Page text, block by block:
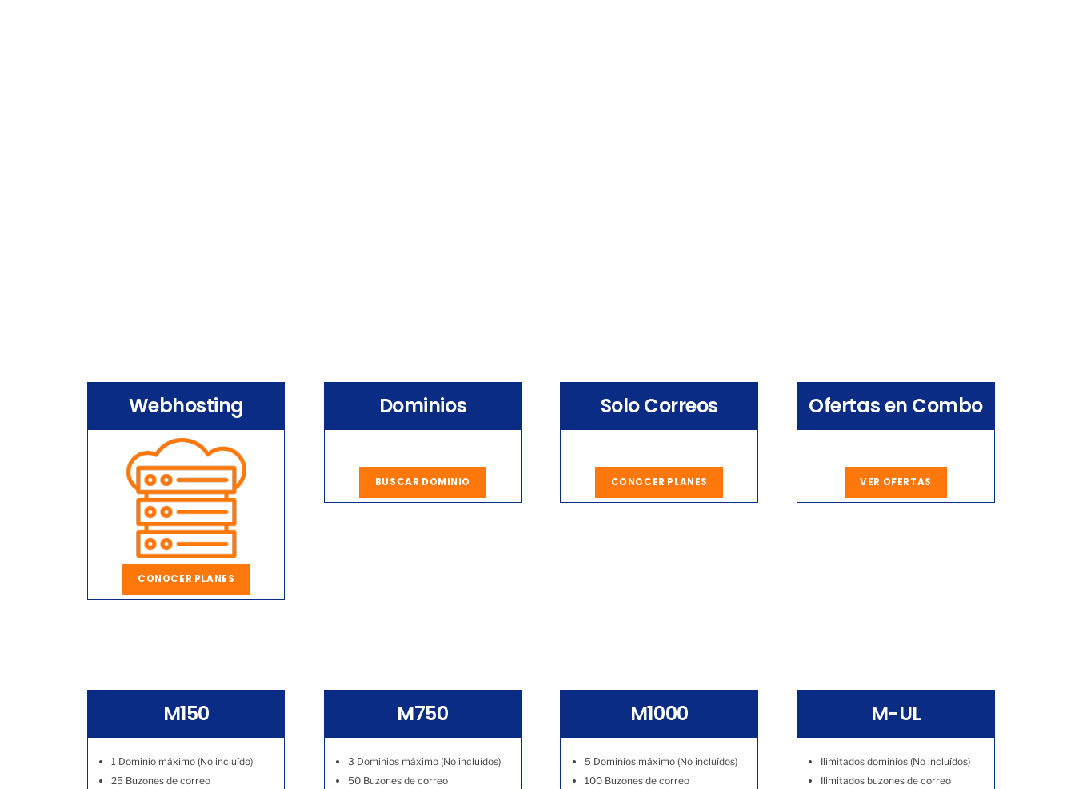
Webhosting
CONOCER PLANES
Dominios
BUSCAR DOMINIO
Solo Correos
CONOCER PLANES
Ofertas en Combo
VER OFERTAS
M150
1 Dominio máximo (No incluído)
25 Buzones de correo
M750
3 Dominios máximo (No incluídos)
50 Buzones de correo
M1000
5 Dominios máximo (No incluídos)
100 Buzones de correo
M-UL
Ilimitados dominios (No incluídos)
Ilimitados buzones de correo